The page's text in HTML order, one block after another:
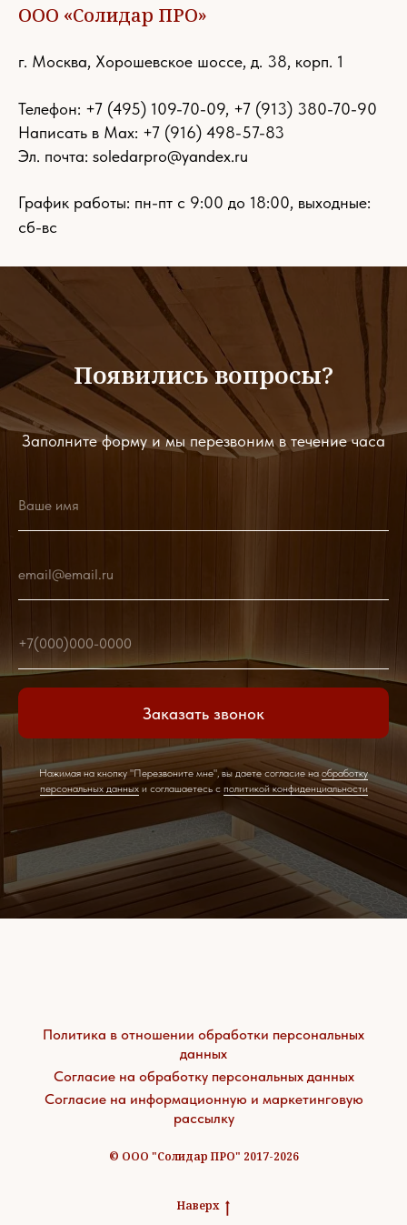
ООО «Солидар ПРО»
г. Москва, Хорошевское шоссе, д. 38, корп. 1
Телефон: +7 (495) 109-70-09, +7 (913) 380-70-90
Написать в Max: +7 (916) 498-57-83
Эл. почта: soledarpro@yandex.ru
График работы: пн-пт с 9:00 до 18:00, выходные:
сб-вс
Появились вопросы?
Заполните форму и мы перезвоним в течение часа
Ваше имя
email@email.ru
+7(000)000-0000
Заказать звонок
Нажимая на кнопку "Перезвоните мне", вы даете согласие наобработку
персональных данныхи соглашаетесь c политикой конфиденциальности
Политика в отношении обработки персональных
данных
Согласие на обработку персональных данных
Согласие на информационную и маркетинговую
рассылку
© ООО "Солидар ПРО" 2017-2026
Наверх